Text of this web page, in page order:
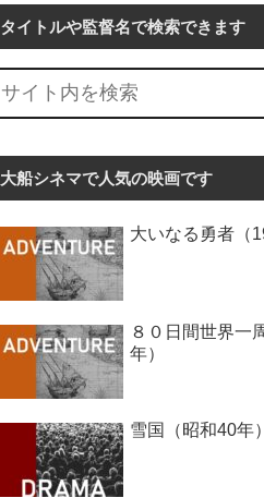
タイトルや監督名で検索できます
大船シネマで人気の映画です
大いなる勇者（
８０日間世界一
年）
雪国（昭和40年）